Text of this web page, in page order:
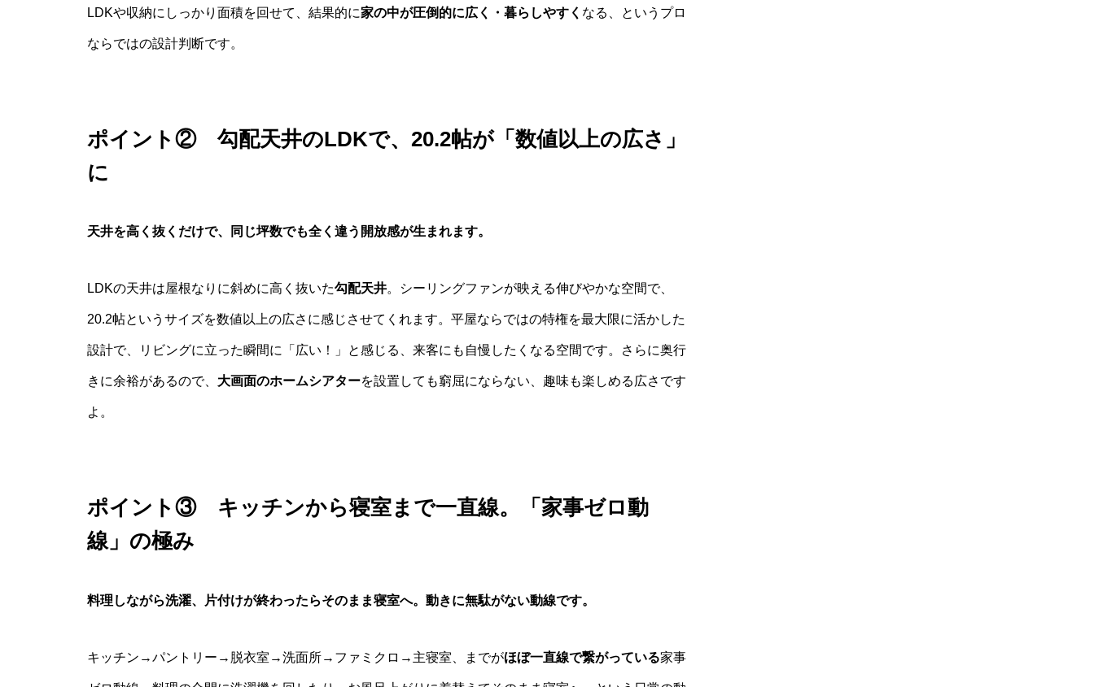
LDKや収納にしっかり面積を回せて、結果的に家の中が圧倒的に広く・暮らしやすく なる、というプロ
ならではの設計判断です。
ポイント② 勾配天井のLDKで、20.2帖が「数値以上の広さ」
に
天井を高く抜くだけで、同じ坪数でも全く違う開放感が生まれます。
LDKの天井は屋根なりに斜めに高く抜いた勾配天井。シーリングファンが映える伸びやかな空間で、
20.2帖というサイズを数値以上の広さに感じさせてくれます。平屋ならではの特権を最大限に活かした
設計で、リビングに立った瞬間に「広い！」と感じる、来客にも自慢したくなる空間です。さらに奥行
きに余裕があるので、 大画面のホームシアターを設置しても窮屈にならない、趣味も楽しめる広さです
よ。
ポイント③ キッチンから寝室まで一直線。「家事ゼロ動
線」の極み
料理しながら洗濯、片付けが終わったらそのまま寝室へ。動きに無駄がない動線です。
キッチン→パントリー→脱衣室→洗面所→ファミクロ→主寝室、までがほぼ一直線で繋がっている家事